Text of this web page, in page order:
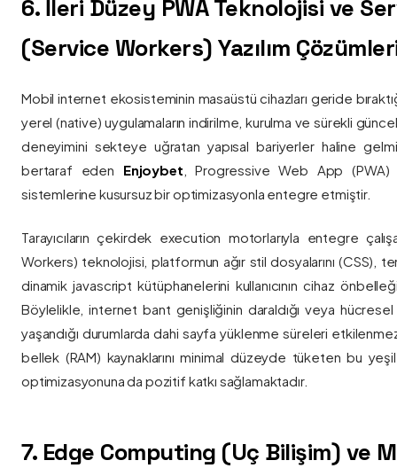
6. İleri Düzey PWA Teknolojisi ve
(Service Workers) Yazılım
Mobil internet ekosisteminin masaüstü cihazları geride
yerel (native) uygulamaların indirilme, kurulma ve sürekli
deneyimini sekteye uğratan yapısal bariyerler haline
bertaraf eden Enjoybet , Progressive Web App (PWA)
sistemlerine kusursuz bir optimizasyonla entegre etmiştir.
Tarayıcıların çekirdek execution motorlarıyla entegre
Workers) teknolojisi, platformun ağır stil dosyalarını (CSS),
dinamik javascript kütüphanelerini kullanıcının cihaz
Böylelikle, internet bant genişliğinin daraldığı veya
yaşandığı durumlarda dahi sayfa yüklenme süreleri
bellek (RAM) kaynaklarını minimal düzeyde tüketen bu yeşil
optimizasyonuna da pozitif katkı sağlamaktadır.
7. Edge Computing (Uç Bilişim) ve